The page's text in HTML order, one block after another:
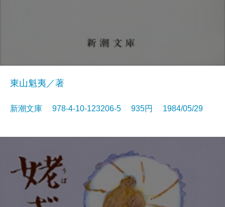
東山魁夷／著
新潮文庫 978-4-10-123206-5 935円 1984/05/29